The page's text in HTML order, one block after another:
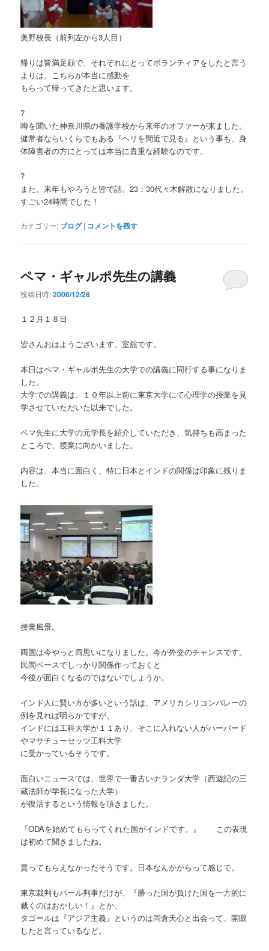
奥野校長（前列左から3人目）
帰りは皆満足顔で、それぞれにとってボランティアをしたと言う
よりは、こちらが本当に感動を
もらって帰ってきたと思います。
?
噂を聞いた神奈川県の養護学校から来年のオファーが来ました。
健常者ならいくらでもある『ヘリを間近で見る』という事も、身
体障害者の方にとっては本当に貴重な経験なのです。
?
また、来年もやろうと皆で話、23：30代々木解散になりました。
すごい24時間でした！
カテゴリー: ブログ | コメントを残す
ペマ・ギャルポ先生の講義
投稿日時:2006/12/28
１２月１８日
皆さんおはようございます、室舘です。
本日はペマ・ギャルポ先生の大学での講義に同行する事になりま
した。
大学での講義は、１０年以上前に東京大学にて心理学の授業を見
学させていただいた以来でした。
ペマ先生に大学の元学長を紹介していただき、気持ちも高まった
ところで、授業に向かいました。
内容は、本当に面白く、特に日本とインドの関係は印象に残りま
した。
授業風景。
両国は今やっと両思いになりました。今が外交のチャンスです。
民間ベースでしっかり関係作っておくと
今後が面白くなるのではないでしょうか。
インド人に賢い方が多いという話は、アメリカシリコンバレーの
例を見れば明らかですが、
インドには工科大学が１１あり、そこに入れない人がハーバード
やマサチューセッツ工科大学
に受かっているそうです。
面白いニュースでは、世界で一番古いナランダ大学（西遊記の三
蔵法師が学長になった大学）
が復活するという情報を頂きました。
『ODAを始めてもらってくれた国がインドです。』 この表現
は初めて聞きましたね。
貰ってもらえなかったそうです。日本なんかからって感じで。
東京裁判もパール判事だけが、『勝った国が負けた国を一方的に
裁くのはおかしい！』とか、
タゴールは『アジア主義』というのは岡倉天心と出会って、開眼
したと言っているなど。